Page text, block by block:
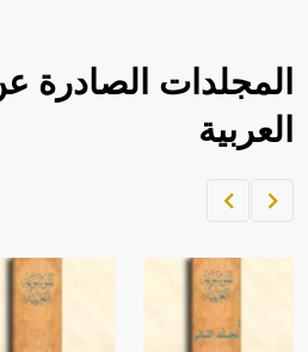
المجلدات الصادرة
العربية